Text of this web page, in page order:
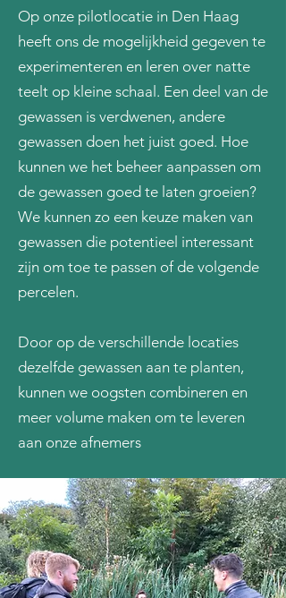
Op onze pilotlocatie in Den Haag
heeft ons de mogelijkheid gegeven te
experimenteren en leren over natte
teelt op kleine schaal. Een deel van de
gewassen is verdwenen, andere
gewassen doen het juist goed. Hoe
kunnen we het beheer aanpassen om
de gewassen goed te laten groeien?
We kunnen zo een keuze maken van
gewassen die potentieel interessant
zijn om toe te passen of de volgende
percelen.
Door op de verschillende locaties
dezelfde gewassen aan te planten,
kunnen we oogsten combineren en
meer volume maken om te leveren
aan onze afnemers